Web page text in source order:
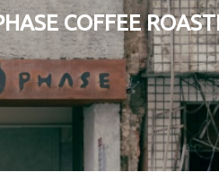
COFFEE